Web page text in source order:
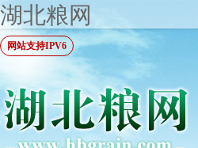
湖北粮网
网站支持IPV6